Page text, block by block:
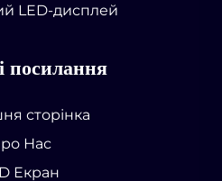
LED-дисплей
посилання
сторінка
Нас
Екран